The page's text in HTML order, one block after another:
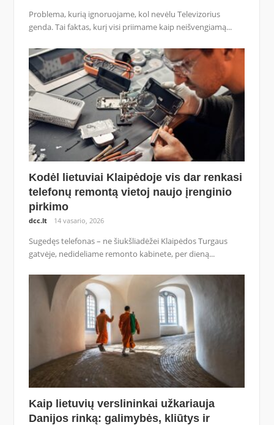
Problema, kurią ignoruojame, kol nevėlu Televizorius
genda. Tai faktas, kurį visi priimame kaip neišvengiamą...
Kodėl lietuviai Klaipėdoje vis dar renkasi
telefonų remontą vietoj naujo įrenginio
pirkimo
dcc.lt 14 vasario, 2026
Sugedęs telefonas – ne šiukšliadėžei Klaipėdos Turgaus
gatvėje, nedideliame remonto kabinete, per dieną...
Kaip lietuvių verslininkai užkariauja
Danijos rinką: galimybės, kliūtys ir